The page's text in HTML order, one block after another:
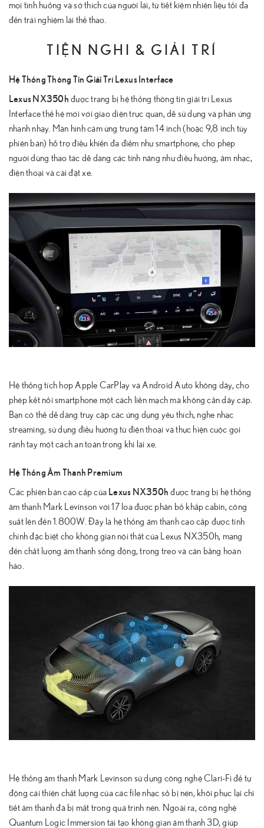
mọi tình huống và sở thích của người lái, từ tiết kiệm nhiên liệu tối đa
đến trải nghiệm lái thể thao.
TIỆN NGHI & GIẢI TRÍ
Hệ Thống Thông Tin Giải Trí Lexus Interface
Lexus NX350h được trang bị hệ thống thông tin giải trí Lexus
Interface thế hệ mới với giao diện trực quan, dễ sử dụng và phản ứng
nhanh nhạy. Màn hình cảm ứng trung tâm 14 inch (hoặc 9,8 inch tùy
phiên bản) hỗ trợ điều khiển đa điểm như smartphone, cho phép
người dùng thao tác dễ dàng các tính năng như điều hướng, âm nhạc,
điện thoại và cài đặt xe.
Hệ thống tích hợp Apple CarPlay và Android Auto không dây, cho
phép kết nối smartphone một cách liền mạch mà không cần dây cáp.
Bạn có thể dễ dàng truy cập các ứng dụng yêu thích, nghe nhạc
streaming, sử dụng điều hướng từ điện thoại và thực hiện cuộc gọi
rảnh tay một cách an toàn trong khi lái xe.
Hệ Thống Âm Thanh Premium
Các phiên bản cao cấp của Lexus NX350h được trang bị hệ thống
âm thanh Mark Levinson với 17 loa được phân bố khắp cabin, công
suất lên đến 1.800W. Đây là hệ thống âm thanh cao cấp được tinh
chỉnh đặc biệt cho không gian nội thất của Lexus NX350h, mang
đến chất lượng âm thanh sống động, trong treo và cân bằng hoàn
hảo.
Hệ thống âm thanh Mark Levinson sử dụng công nghệ Clari-Fi để tự
động cải thiện chất lượng của các file nhạc số bị nén, khôi phục lại chi
tiết âm thanh đã bị mất trong quá trình nén. Ngoài ra, công nghệ
Quantum Logic Immersion tái tạo không gian âm thanh 3D, giúp